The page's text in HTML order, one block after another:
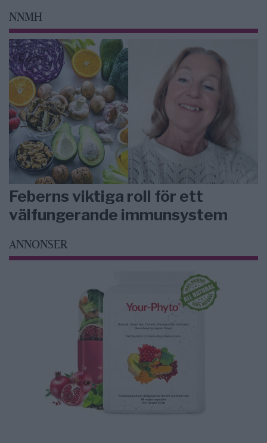
NNMH
Feberns viktiga roll för ett
välfungerande immunsystem
ANNONSER